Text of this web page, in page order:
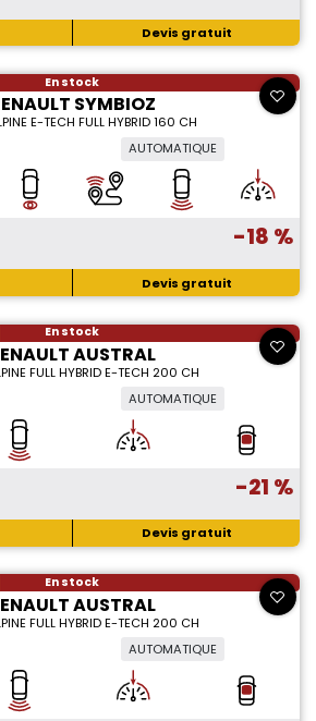
Devis gratuit
En stock
SYMBIOZ
E-TECH FULL HYBRID 160 CH
AUTOMATIQUE
-18 %
Devis gratuit
En stock
AUSTRAL
FULL HYBRID E-TECH 200 CH
AUTOMATIQUE
-21 %
Devis gratuit
En stock
AUSTRAL
FULL HYBRID E-TECH 200 CH
AUTOMATIQUE